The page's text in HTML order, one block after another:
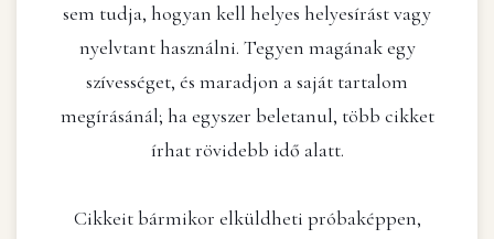
sem tudja, hogyan kell helyes helyesírást vagy
nyelvtant használni. Tegyen magának egy
szívességet, és maradjon a saját tartalom
megírásánál; ha egyszer beletanul, több cikket
írhat rövidebb idő alatt.
Cikkeit bármikor elküldheti próbaképpen,